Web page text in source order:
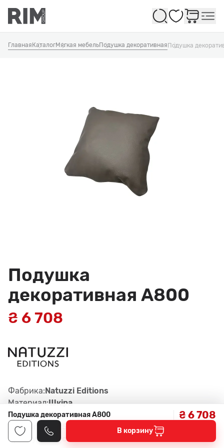
Избранное
Главная КаталогМягкая мебельПодушка декоративнаяПодушка
Подушка
декоративная A800
₴ 6 708
Фабрика:Natuzzi Editions
Материал:Шкiра
Цвет:Серый
Габариты:50x50x14H см
Артикул:
322, col. 15CT
Подушка декоративная A800 ₴ 6 708
В корзину